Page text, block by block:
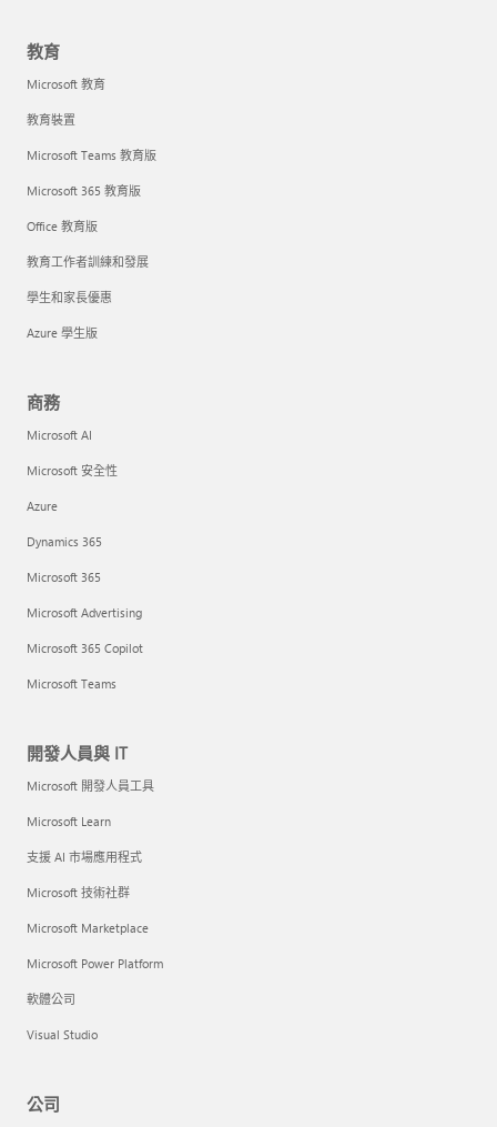
教育
Microsoft 教育
教育裝置
Microsoft Teams 教育版
Microsoft 365 教育版
Office 教育版
教育工作者訓練和發展
學生和家長優惠
Azure 學生版
商務
Microsoft AI
Microsoft 安全性
Azure
Dynamics 365
Microsoft 365
Microsoft Advertising
Microsoft 365 Copilot
Microsoft Teams
開發人員與 IT
Microsoft 開發人員工具
Microsoft Learn
支援 AI 市場應用程式
Microsoft 技術社群
Microsoft Marketplace
Microsoft Power Platform
軟體公司
Visual Studio
公司